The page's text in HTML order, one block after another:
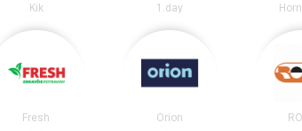
Kik 1.day
Fresh Orion